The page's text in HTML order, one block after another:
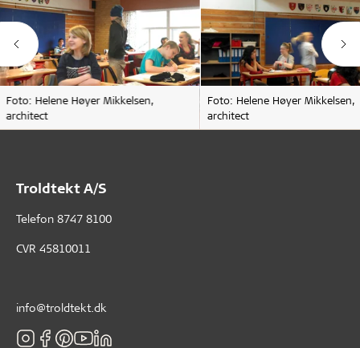
Foto: Helene Høyer Mikkelsen,
architect
Foto: Helene Høyer Mikkelsen,
architect
Troldtekt A/S
Telefon 8747 8100
CVR 45810011
info@troldtekt.dk